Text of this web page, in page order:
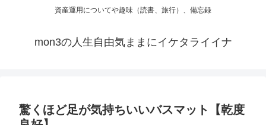
資産運用についてや趣味（読書、旅行）、備忘録
mon3の人生自由気ままにイケタライイナ
驚くほど足が気持ちいいバスマット【乾度